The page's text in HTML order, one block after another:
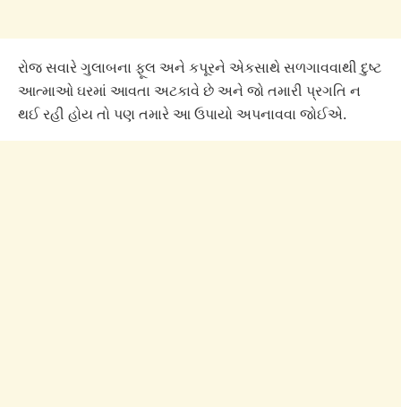
રોજ સવારે ગુલાબના ફૂલ અને કપૂરને એકસાથે સળગાવવાથી દુષ્ટ
આત્માઓ ઘરમાં આવતા અટકાવે છે અને જો તમારી પ્રગતિ ન
થઈ રહી હોય તો પણ તમારે આ ઉપાયો અપનાવવા જોઈએ.